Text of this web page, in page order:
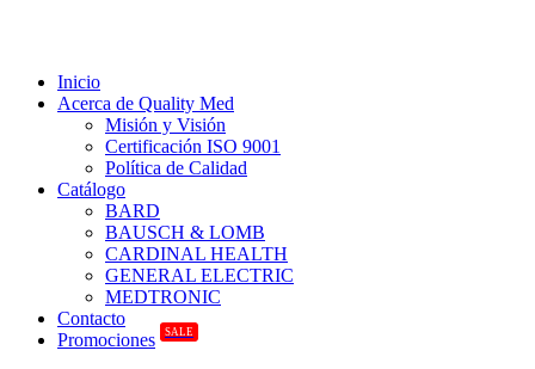
Inicio
Acerca de Quality Med
Misión y Visión
Certificación ISO 9001
Política de Calidad
Catálogo
BARD
BAUSCH & LOMB
CARDINAL HEALTH
GENERAL ELECTRIC
MEDTRONIC
Contacto
Promociones
SALE